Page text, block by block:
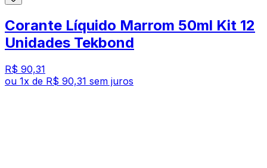
Corante Líquido Marrom 50ml Kit 12
Unidades Tekbond
R$ 90,31
ou 1x de R$ 90,31 sem juros